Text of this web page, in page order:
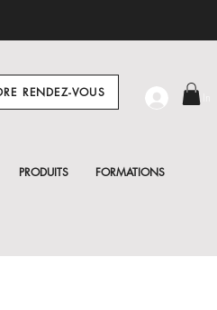
RENDEZ-VOUS Log In
PRODUITS FORMATIONS